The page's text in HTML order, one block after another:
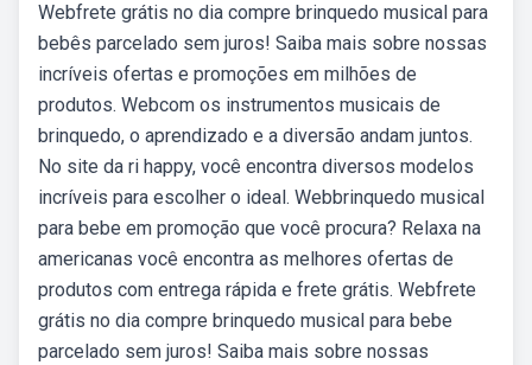
Webfrete grátis no dia compre brinquedo musical para
bebês parcelado sem juros! Saiba mais sobre nossas
incríveis ofertas e promoções em milhões de
produtos. Webcom os instrumentos musicais de
brinquedo, o aprendizado e a diversão andam juntos.
No site da ri happy, você encontra diversos modelos
incríveis para escolher o ideal. Webbrinquedo musical
para bebe em promoção que você procura? Relaxa na
americanas você encontra as melhores ofertas de
produtos com entrega rápida e frete grátis. Webfrete
grátis no dia compre brinquedo musical para bebe
parcelado sem juros! Saiba mais sobre nossas